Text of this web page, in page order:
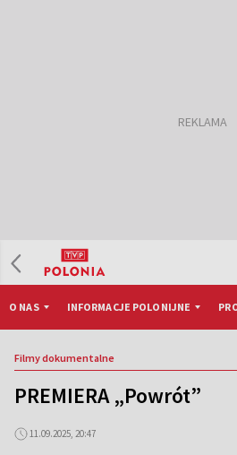
O NAS INFORMACJE POLONIJNE
Filmy dokumentalne
PREMIERA „Powrót”
11.09.2025, 20:47